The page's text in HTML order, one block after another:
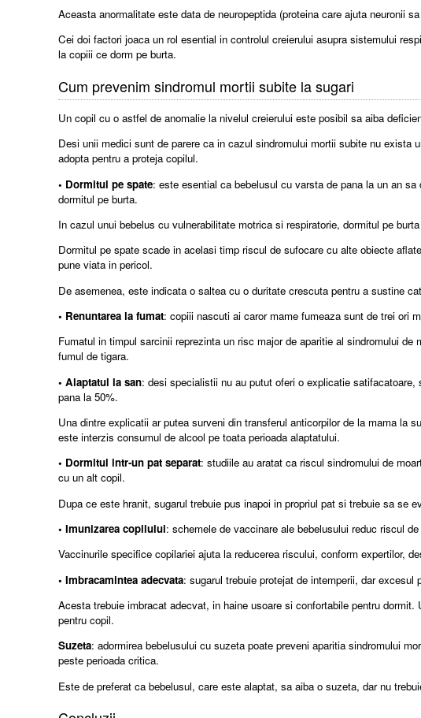
Aceasta anormalitate este data de neuropeptida (proteina care ajuta neuronii
Cei doi factori joaca un rol esential in controlul creierului asupra sistemului
la copiii ce dorm pe burta.
Cum prevenim sindromul mortii subite la sugari
Un copil cu o astfel de anomalie la nivelul creierului este posibil sa aiba
Desi unii medici sunt de parere ca in cazul sindromului mortii subite nu exista
adopta pentru a proteja copilul.
• Dormitul pe spate: este esential ca bebelusul cu varsta de pana la un an
dormitul pe burta.
In cazul unui bebelus cu vulnerabilitate motrica si respiratorie, dormitul pe
Dormitul pe spate scade in acelasi timp riscul de sufocare cu alte obiecte
pune viata in pericol.
De asemenea, este indicata o saltea cu o duritate crescuta pentru a sustine
• Renuntarea la fumat: copiii nascuti ai caror mame fumeaza sunt de trei ori
Fumatul in timpul sarcinii reprezinta un risc major de aparitie al sindromului
fumul de tigara.
• Alaptatul la san: desi specialistii nu au putut oferi o explicatie
pana la 50%.
Una dintre explicatii ar putea surveni din transferul anticorpilor de la mama la
este interzis consumul de alcool pe toata perioada alaptatului.
• Dormitul intr-un pat separat: studiile au aratat ca riscul sindromului de
cu un alt copil.
Dupa ce este hranit, sugarul trebuie pus inapoi in propriul pat si trebuie sa se
• Imunizarea copilului: schemele de vaccinare ale bebelusului reduc riscul
Vaccinurile specifice copilariei ajuta la reducerea riscului, conform expertilor,
• Imbracamintea adecvata: sugarul trebuie protejat de intemperii, dar
Acesta trebuie imbracat adecvat, in haine usoare si confortabile pentru
pentru copil.
Suzeta: adormirea bebelusului cu suzeta poate preveni aparitia sindromului
peste perioada critica.
Este de preferat ca bebelusul, care este alaptat, sa aiba o suzeta, dar nu